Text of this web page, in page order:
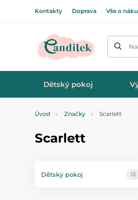
Kontakty Doprava Vše o
Dětský pokoj
Úvod Značky Scarlett
Scarlett
Dětský pokoj 13